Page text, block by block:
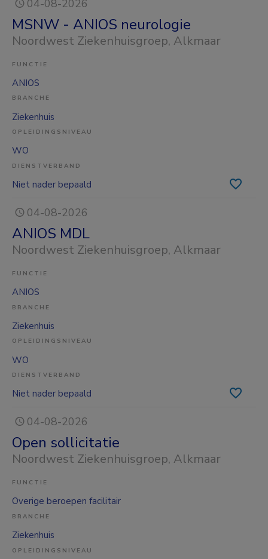
04-08-2026
MSNW - ANIOS neurologie
Noordwest Ziekenhuisgroep, Alkmaar
FUNCTIE
ANIOS
BRANCHE
Ziekenhuis
OPLEIDINGSNIVEAU
WO
DIENSTVERBAND
Niet nader bepaald
04-08-2026
ANIOS MDL
Noordwest Ziekenhuisgroep, Alkmaar
FUNCTIE
ANIOS
BRANCHE
Ziekenhuis
OPLEIDINGSNIVEAU
WO
DIENSTVERBAND
Niet nader bepaald
04-08-2026
Open sollicitatie
Noordwest Ziekenhuisgroep, Alkmaar
FUNCTIE
Overige beroepen facilitair
BRANCHE
Ziekenhuis
OPLEIDINGSNIVEAU